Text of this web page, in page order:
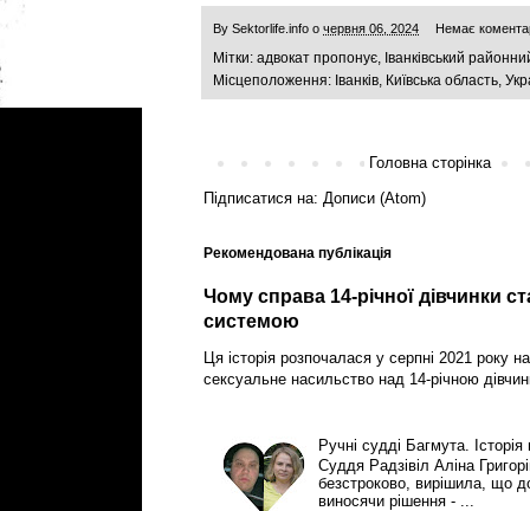
By Sektorlife.info о червня 06, 2024 Немає
Мітки: адвокат пропонує, Іванківський
Місцеположення: Іванків, Київська область,
Головна сторінка
Підписатися на: Дописи (Atom)
Рекомендована публікація
Чому справа 14-річної дівчинки
системою
Ця історія розпочалася у серпні 2021 року
сексуальне насильство над 14-річною
Ручні судді Багмута.
Суддя Радзівіл Аліна
безстроково, вирішила, що
виносячи рішення - ...